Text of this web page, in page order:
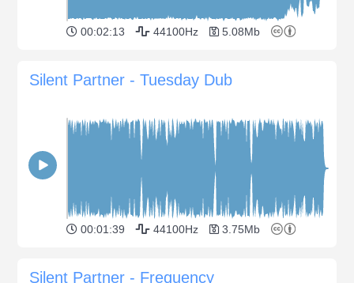
00:02:13 44100Hz 5.08Mb
Silent Partner - Tuesday Dub
00:01:39 44100Hz 3.75Mb
Silent Partner - Frequency